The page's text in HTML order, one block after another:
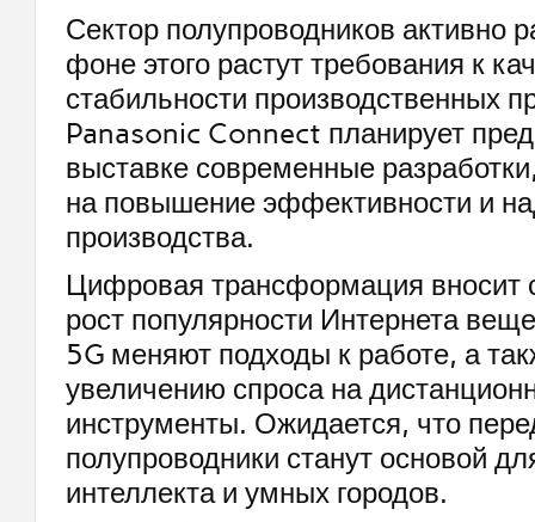
Сектор полупроводников активно
фоне этого растут требования к
стабильности производственных
Panasonic Connect планирует
выставке современные
на повышение эффективности и
производства.
Цифровая трансформация вносит
рост популярности Интернета
5G меняют подходы к работе, а
увеличению спроса на
инструменты. Ожидается, что
полупроводники станут основой
интеллекта и умных городов.